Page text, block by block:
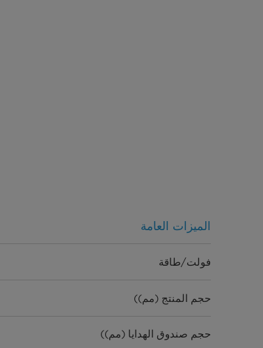
الميزات العامة
فولت/طاقة
حجم المنتج (مم))
حجم صندوق الهدايا (مم))